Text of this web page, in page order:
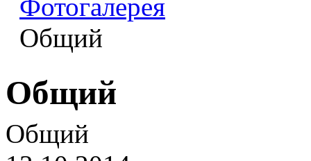
Фотогалерея
Общий
Общий
Общий